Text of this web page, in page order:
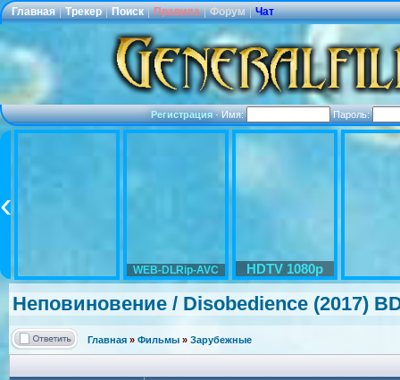
Главная | Трекер | Поиск | Правила | Форум | Чат
Регистрация·Имя: Пароль:
WEB-DLRip-AVC HDTV 1080p
Неповиновение / Disobedience (2017)
Главная » Фильмы » Зарубежные